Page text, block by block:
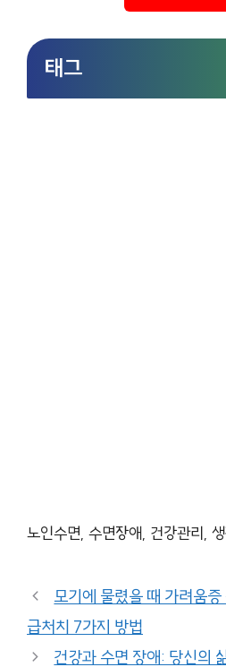
태그
노인수면, 수면장애, 건강관리,
모기에 물렸을 때 가려움
급처치 7가지 방법
건강과 수면 장애: 당신의